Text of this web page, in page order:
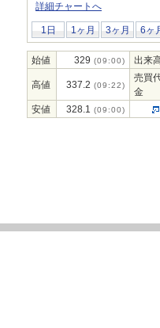
詳細チャートへ
1日 1ヶ月 3ヶ月 6ヶ
始値 329 (09:00) 出来
高値 337.2 (09:22)
売買
金
安値 328.1 (09:00)